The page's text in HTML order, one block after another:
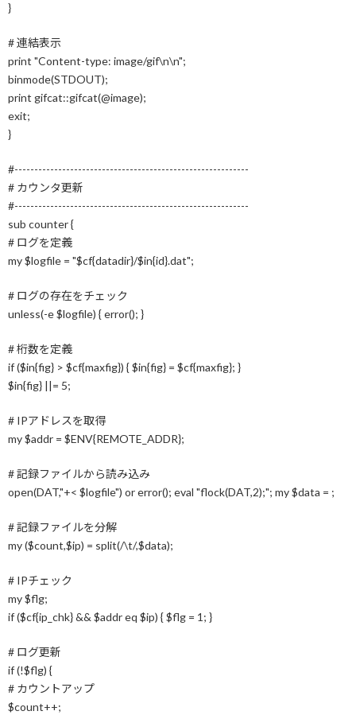
}
# 連結表示
print "Content-type: image/gif\n\n";
binmode(STDOUT);
print gifcat::gifcat(@image);
exit;
}
#-----------------------------------------------------------
# カウンタ更新
#-----------------------------------------------------------
sub counter {
# ログを定義
my $logfile = "$cf{datadir}/$in{id}.dat";
# ログの存在をチェック
unless(-e $logfile) { error(); }
# 桁数を定義
if ($in{fig} > $cf{maxfig}) { $in{fig} = $cf{maxfig}; }
$in{fig} ||= 5;
# IPアドレスを取得
my $addr = $ENV{REMOTE_ADDR};
# 記録ファイルから読み込み
open(DAT,"+< $logfile") or error(); eval "flock(DAT,2);"; my $data = ;
# 記録ファイルを分解
my ($count,$ip) = split(/\t/,$data);
# IPチェック
my $flg;
if ($cf{ip_chk} && $addr eq $ip) { $flg = 1; }
# ログ更新
if (!$flg) {
# カウントアップ
$count++;